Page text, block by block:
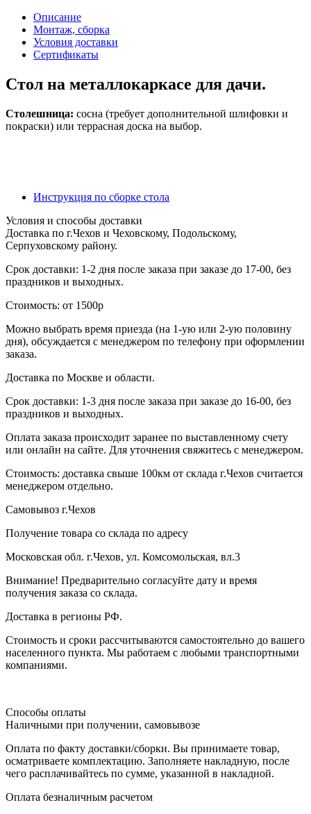
Описание
Монтаж, сборка
Условия доставки
Сертификаты
Стол на металлокаркасе для дачи.
Столешница: сосна (требует дополнительной шлифовки и
покраски) или террасная доска на выбор.
Инструкция по сборке стола
Условия и способы доставки
Доставка по г.Чехов и Чеховскому, Подольскому,
Серпуховскому району.
Срок доставки: 1-2 дня после заказа при заказе до 17-00, без
праздников и выходных.
Стоимость: от 1500р
Можно выбрать время приезда (на 1-ую или 2-ую половину
дня), обсуждается с менеджером по телефону при оформлении
заказа.
Доставка по Москве и области.
Срок доставки: 1-3 дня после заказа при заказе до 16-00, без
праздников и выходных.
Оплата заказа происходит заранее по выставленному счету
или онлайн на сайте. Для уточнения свяжитесь с менеджером.
Стоимость: доставка свыше 100км от склада г.Чехов считается
менеджером отдельно.
Самовывоз г.Чехов
Получение товара со склада по адресу
Московская обл. г.Чехов, ул. Комсомольская, вл.3
Внимание! Предварительно согласуйте дату и время
получения заказа со склада.
Доставка в регионы РФ.
Стоимость и сроки рассчитываются самостоятельно до вашего
населенного пункта. Мы работаем с любыми транспортными
компаниями.
Способы оплаты
Наличными при получении, самовывозе
Оплата по факту доставки/сборки. Вы принимаете товар,
осматриваете комплектацию. Заполняете накладную, после
чего расплачивайтесь по сумме, указанной в накладной.
Оплата безналичным расчетом